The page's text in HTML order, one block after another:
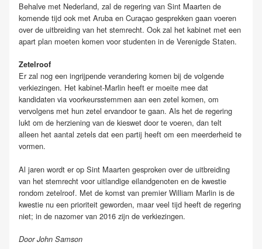
Behalve met Nederland, zal de regering van Sint Maarten de
komende tijd ook met Aruba en Curaçao gesprekken gaan voeren
over de uitbreiding van het stemrecht. Ook zal het kabinet met een
apart plan moeten komen voor studenten in de Verenigde Staten.
Zetelroof
Er zal nog een ingrijpende verandering komen bij de volgende
verkiezingen. Het kabinet-Marlin heeft er moeite mee dat
kandidaten via voorkeursstemmen aan een zetel komen, om
vervolgens met hun zetel ervandoor te gaan. Als het de regering
lukt om de herziening van de kieswet door te voeren, dan telt
alleen het aantal zetels dat een partij heeft om een meerderheid te
vormen.
Al jaren wordt er op Sint Maarten gesproken over de uitbreiding
van het stemrecht voor uitlandige eilandgenoten en de kwestie
rondom zetelroof. Met de komst van premier William Marlin is de
kwestie nu een prioriteit geworden, maar veel tijd heeft de regering
niet; in de nazomer van 2016 zijn de verkiezingen.
Door John Samson